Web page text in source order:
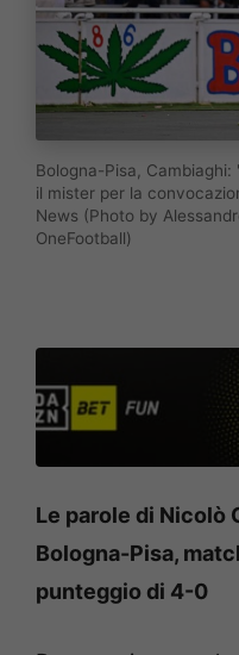
Bologna-Pisa,
il mister per la
News (Photo by
OneFootball)
Le parole di Nicolò
Bologna-Pisa,
punteggio di 4-0